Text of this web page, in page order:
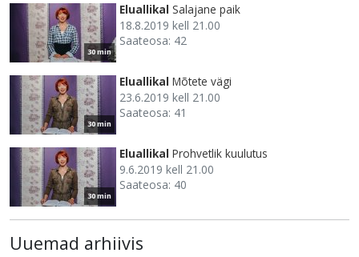
30 min
Eluallikal Salajane paik
18.8.2019 kell 21.00
Saateosa: 42
30 min
Eluallikal Mõtete vägi
23.6.2019 kell 21.00
Saateosa: 41
30 min
Eluallikal Prohvetlik kuulutus
9.6.2019 kell 21.00
Saateosa: 40
Uuemad arhiivis